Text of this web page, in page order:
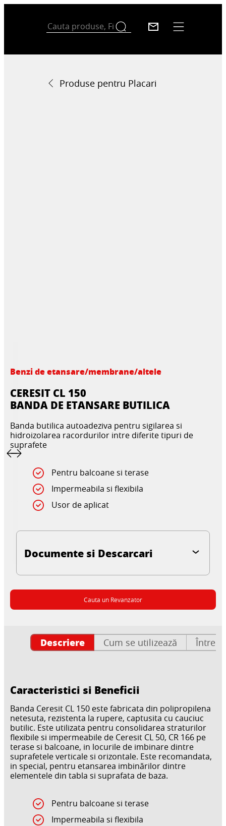
Produse pentru Placari
Benzi de etansare/membrane/altele
CERESIT CL 150
BANDA DE ETANSARE BUTILICA
Banda butilica autoadeziva pentru sigilarea si
hidroizolarea racordurilor intre diferite tipuri de
suprafete
Pentru balcoane si terase
Impermeabila si flexibila
Usor de aplicat
Documente si Descarcari
Cauta un Revanzator
Descriere Cum se utilizează
Caracteristici si Beneficii
Banda Ceresit CL 150 este fabricata din polipropilena
netesuta, rezistenta la rupere, captusita cu cauciuc
butilic. Este utilizata pentru consolidarea straturilor
flexibile si impermeabile de Ceresit CL 50, CR 166 pe
terase si balcoane, in locurile de imbinare dintre
suprafetele verticale si orizontale. Este recomandata,
in special, pentru etansarea imbinărilor dintre
elementele din tabla si suprafata de baza.
Pentru balcoane si terase
Impermeabila si flexibila